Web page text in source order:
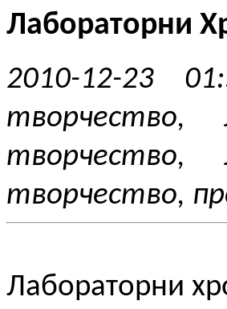
Лабораторни
2010-12-23
творчество,
творчество,
творчество,
Лабораторни